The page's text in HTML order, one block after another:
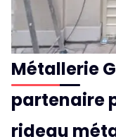
Métallerie
partenaire
rideau